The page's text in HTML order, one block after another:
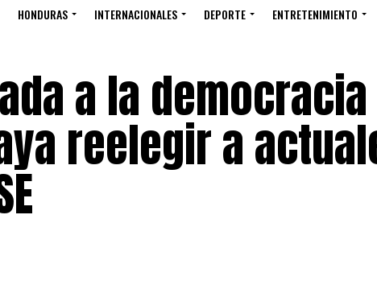
HONDURAS INTERNACIONALES DEPORTE ENTRETENIMIENTO
a la democracia
reelegir a